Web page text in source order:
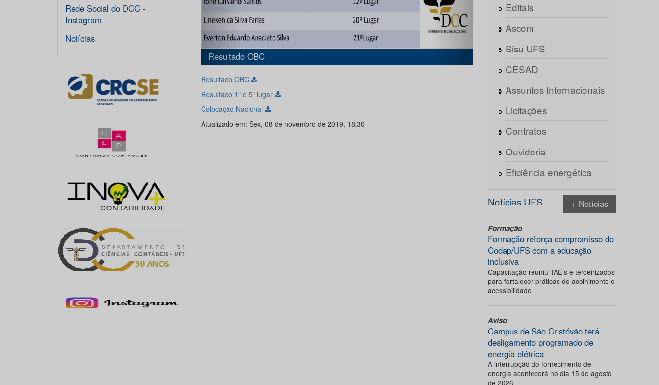
Rede Social do DCC -
Instagram
Notícias
Resultado OBC
Resultado 1º e 5º lugar
Colocação Nacional
Atualizado em: Sex, 08 de novembro de 2019, 18:30
Editais
Ascom
Sisu UFS
CESAD
Assuntos Internacionais
Licitações
Contratos
Ouvidoria
Eficiência energética
Notícias UFS + Notícias
Formação
Formação reforça compromisso do
Codap/UFS com a educação
inclusiva
Capacitação reuniu TAE’s e terceirizados
para fortalecer práticas de acolhimento e
acessibilidade
Aviso
Campus de São Cristóvão terá
desligamento programado de
energia elétrica
A interrupção do fornecimento de
energia acontecerá no dia 15 de agosto
de 2026